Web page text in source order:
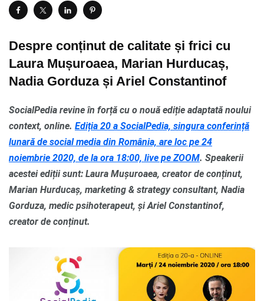
Despre conținut de calitate și frici cu
Laura Mușuroaea, Marian Hurducaș,
Nadia Gorduza și Ariel Constantinof
SocialPedia revine în forță cu o nouă ediție adaptată noului
context, online. Ediția 20 a SocialPedia, singura conferință
lunară de social media din România, are loc pe 24
noiembrie 2020, de la ora 18:00, live pe ZOOM. Speakerii
acestei ediții sunt: Laura Mușuroaea, creator de conținut,
Marian Hurducaș, marketing & strategy consultant, Nadia
Gorduza, medic psihoterapeut, și Ariel Constantinof,
creator de conținut.